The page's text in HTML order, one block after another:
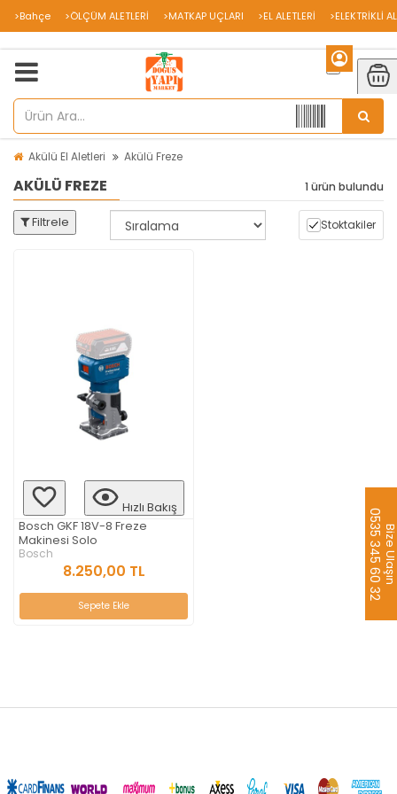
>Bahçe >ÖLÇÜM ALETLERİ >MATKAP UÇLARI >EL ALETLERİ >ELEKTRİKLİ
Akülü El Aletleri Akülü Freze
AKÜLÜ FREZE 1 ürün bulundu
Filtrele Stoktakiler
Hızlı Bakış
Bosch GKF 18V-8 Freze
Makinesi Solo
Bosch
8.250,00 TL
Sepete Ekle
Bize
0535 345 60 32